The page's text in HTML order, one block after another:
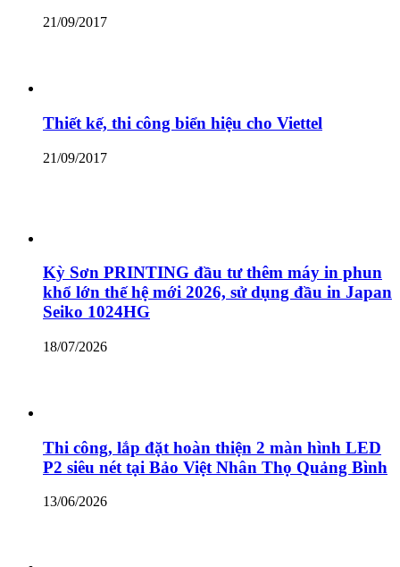
21/09/2017
Thiết kế, thi công biển hiệu cho Viettel
21/09/2017
Kỳ Sơn PRINTING đầu tư thêm máy in phun
khổ lớn thế hệ mới 2026, sử dụng đầu in Japan
Seiko 1024HG
18/07/2026
Thi công, lắp đặt hoàn thiện 2 màn hình LED
P2 siêu nét tại Bảo Việt Nhân Thọ Quảng Bình
13/06/2026